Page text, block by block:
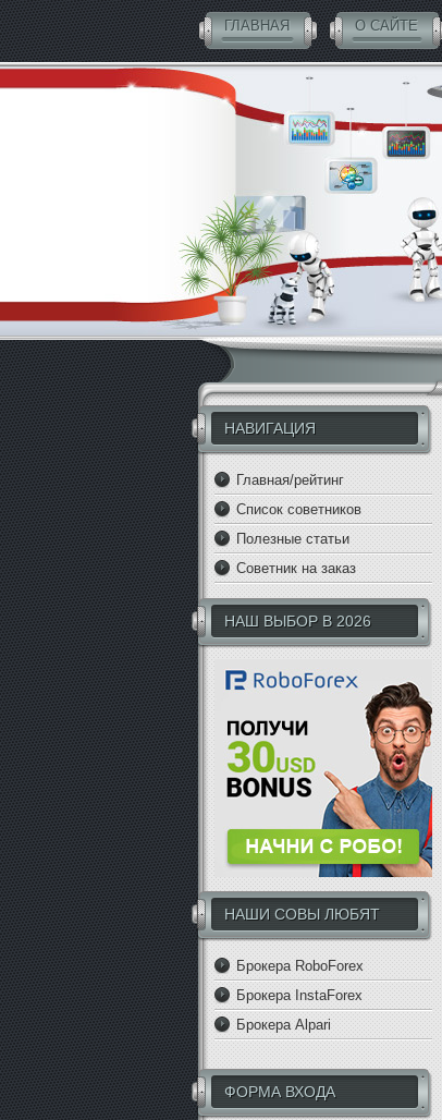
ГЛАВНАЯ О САЙТЕ
СОВЕТНИКИ БЕСПЛАТНО
НАВИГАЦИЯ
Главная/рейтинг
Список советников
Полезные статьи
Советник на заказ
НАШ ВЫБОР В 2026
НАШИ СОВЫ ЛЮБЯТ
Брокера RoboForex
Брокера InstaForex
Брокера Alpari
ФОРМА ВХОДА